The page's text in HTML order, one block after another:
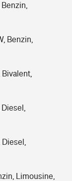
Benzin,
Bivalent,
Limousine,